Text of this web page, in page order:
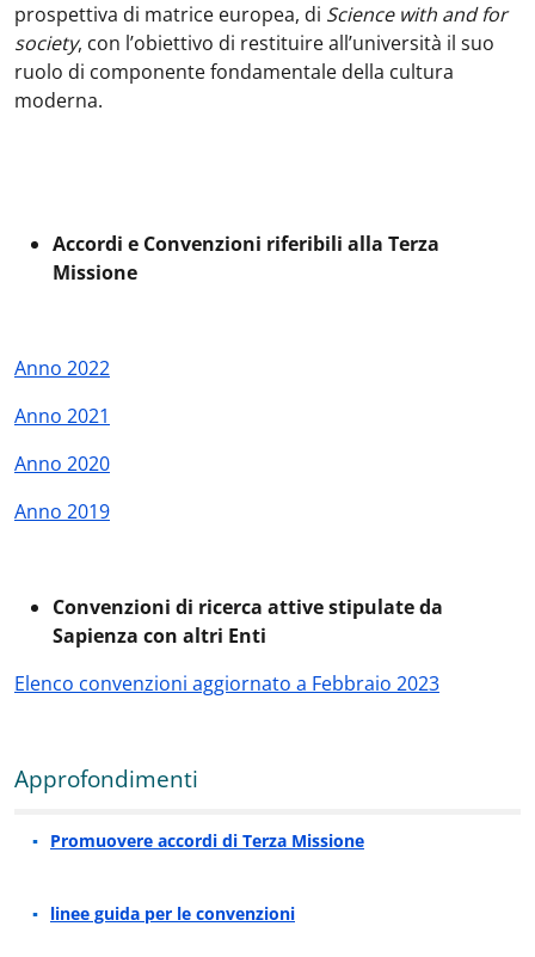
prospettiva di matrice europea, di Science with and for
society, con l’obiettivo di restituire all’università il suo
ruolo di componente fondamentale della cultura
moderna.
Accordi e Convenzioni riferibili alla Terza
Missione
Anno 2022
Anno 2021
Anno 2020
Anno 2019
Convenzioni di ricerca attive stipulate da
Sapienza con altri Enti
Elenco convenzioni aggiornato a Febbraio 2023
Approfondimenti
Promuovere accordi di Terza Missione
linee guida per le convenzioni